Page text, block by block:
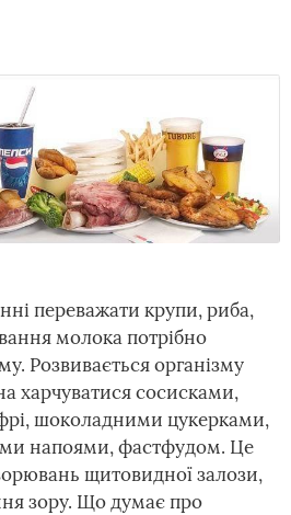
переважати крупи, риба,
молока потрібно
Розвивається організму
харчуватися сосисками,
шоколадними цукерками,
напоями, фастфудом. Це
щитовидної залози,
зору. Що думає про